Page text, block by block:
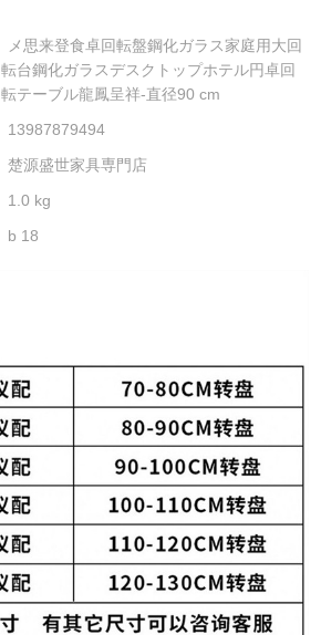
メ思来登食卓回転盤鋼化ガラス家庭用大回
転台鋼化ガラスデスクトップホテル円卓回
転テーブル龍鳳呈祥-直径90 cm
13987879494
楚源盛世家具専門店
1.0 kg
b 18